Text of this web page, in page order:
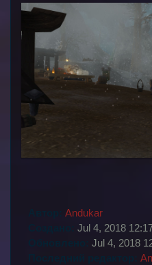
Andukar
Jul 4, 2018
Jul 4, 2018